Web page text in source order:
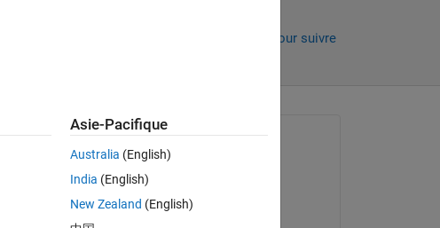
Connectez-vous pour suivre
Laura Gabriela
le 3 Avr 2021
Asie-Pacifique
Australia (English)
India (English)
New Zealand (English)